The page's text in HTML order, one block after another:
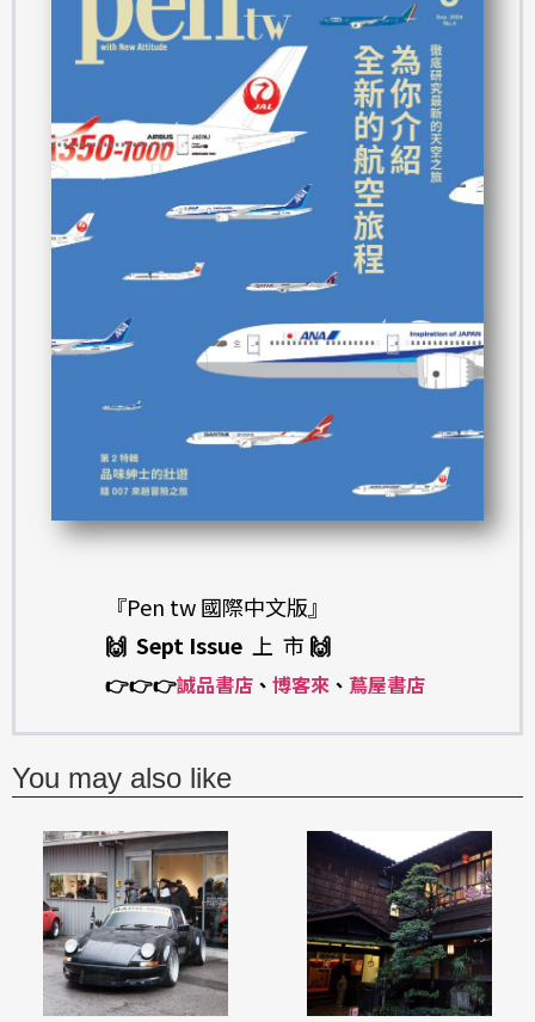
『Pen tw 國際中文版』
🙌 Sept Issue 上 市 🙌
👉👉👉誠品書店 、 博客來 、 蔦屋書店
You may also like